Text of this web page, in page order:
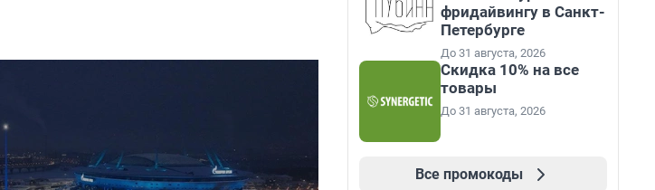
фридайвингу в Санкт-
Петербурге
До 31 августа, 2026
Скидка 10% на все
товары
До 31 августа, 2026
Все промокоды